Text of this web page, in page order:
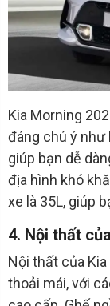
Kia Morning
đáng chú ý như
giúp bạn dễ
địa hình khó
xe là 35L, giúp
4. Nội thất
Nội thất của
thoải mái, với